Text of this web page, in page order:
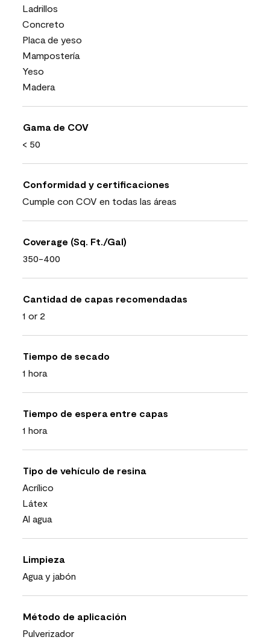
Ladrillos
Concreto
Placa de yeso
Mampostería
Yeso
Madera
Gama de COV
< 50
Conformidad y certificaciones
Cumple con COV en todas las áreas
Coverage (Sq. Ft./Gal)
350-400
Cantidad de capas recomendadas
1 or 2
Tiempo de secado
1 hora
Tiempo de espera entre capas
1 hora
Tipo de vehículo de resina
Acrílico
Látex
Al agua
Limpieza
Agua y jabón
Método de aplicación
Pulverizador